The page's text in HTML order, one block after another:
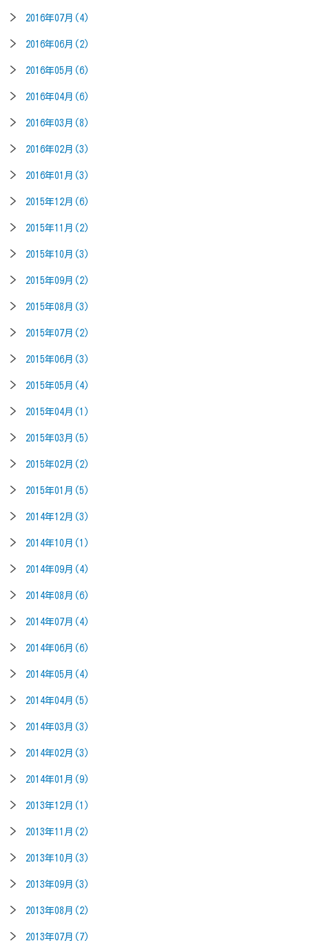
2016年07月(4)
2016年06月(2)
2016年05月(6)
2016年04月(6)
2016年03月(8)
2016年02月(3)
2016年01月(3)
2015年12月(6)
2015年11月(2)
2015年10月(3)
2015年09月(2)
2015年08月(3)
2015年07月(2)
2015年06月(3)
2015年05月(4)
2015年04月(1)
2015年03月(5)
2015年02月(2)
2015年01月(5)
2014年12月(3)
2014年10月(1)
2014年09月(4)
2014年08月(6)
2014年07月(4)
2014年06月(6)
2014年05月(4)
2014年04月(5)
2014年03月(3)
2014年02月(3)
2014年01月(9)
2013年12月(1)
2013年11月(2)
2013年10月(3)
2013年09月(3)
2013年08月(2)
2013年07月(7)